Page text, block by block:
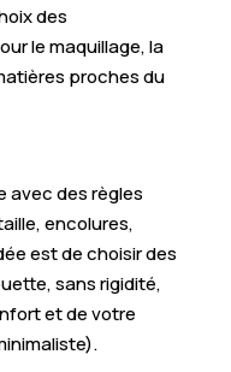
des
le maquillage, la
proches du
avec des règles
encolures,
est de choisir des
sans rigidité,
et de votre